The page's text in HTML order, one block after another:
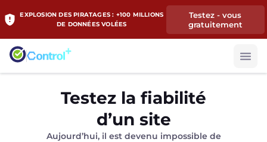
EXPLOSION DES PIRATAGES : +100 MILLIONS
DE DONNÉES VOLÉES
Testez - vous
gratuitement
Testez la fiabilité
d’un site
Aujourd’hui, il est devenu impossible de